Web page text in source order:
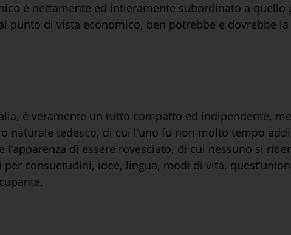
è nettamente ed intieramente subordinato a quello
punto di vista economico, ben potrebbe e dovrebbe
è veramente un tutto compatto ed indipendente,
naturale tedesco, di cui l’uno fu non molto tempo
di essere rovesciato, di cui nessuno si
per consuetudini, idee, lingua, modi di vita,